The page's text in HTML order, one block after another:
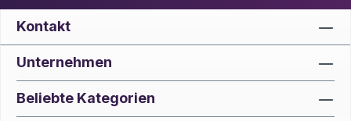
Kontakt
Unternehmen
Beliebte Kategorien